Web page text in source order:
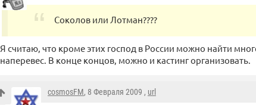
Соколов или Лотман????
Я считаю, что кроме этих господ в России можно найти
наперевес. В конце концов, можно и кастинг организовать.
cosmosFM, 8 Февраля 2009 , url